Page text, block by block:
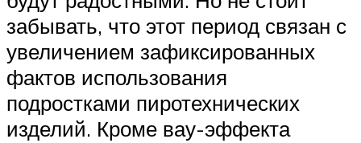
забывать, что этот период связан с
увеличением зафиксированных
фактов использования
подростками пиротехнических
изделий. Кроме вау-эффекта